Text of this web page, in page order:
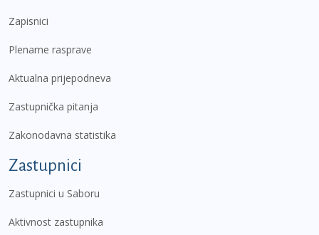
Zapisnici
Plenarne rasprave
Aktualna prijepodneva
Zastupnička pitanja
Zakonodavna statistika
Zastupnici
Zastupnici u Saboru
Aktivnost zastupnika